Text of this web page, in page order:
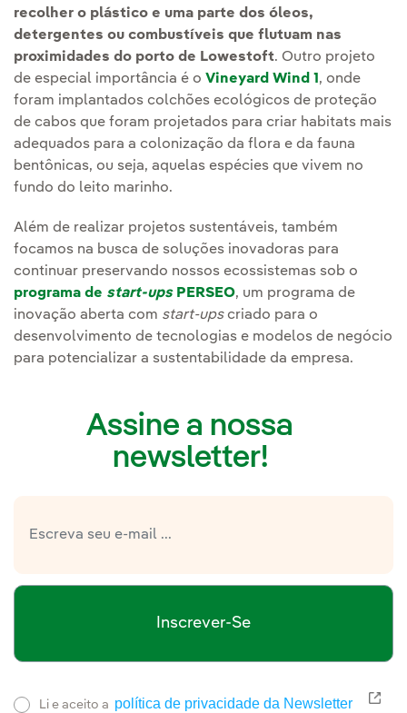
recolher o plástico e uma parte dos óleos,
detergentes ou combustíveis que flutuam nas
proximidades do porto de Lowestoft. Outro projeto
de especial importância é o Vineyard Wind 1 , onde
foram implantados colchões ecológicos de proteção
de cabos que foram projetados para criar habitats mais
adequados para a colonização da flora e da fauna
bentônicas, ou seja, aquelas espécies que vivem no
fundo do leito marinho.
Além de realizar projetos sustentáveis, também
focamos na busca de soluções inovadoras para
continuar preservando nossos ecossistemas sob o
programa de start-upsPERSEO, um programa de
inovação aberta com start-upscriado para o
desenvolvimento de tecnologias e modelos de negócio
para potencializar a sustentabilidade da empresa.
Assine a nossa
newsletter!
Inscrever-Se
Li e aceito a política de privacidade da Newsletter Link